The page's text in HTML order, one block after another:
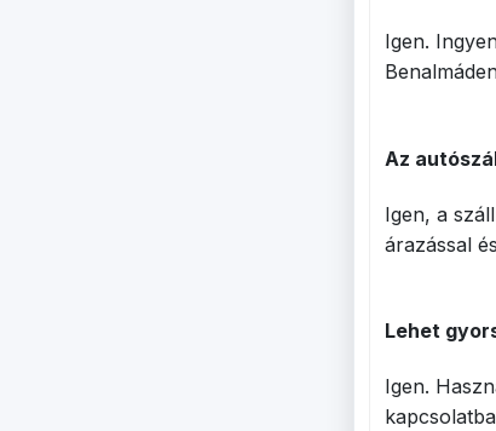
Igen.
Az
Igen, a
árazással
Lehet
Igen.